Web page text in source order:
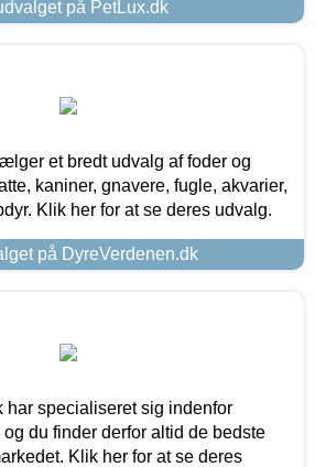
på PetLux.dk
et bredt udvalg af foder og
kaniner, gnavere, fugle, akvarier,
Klik her for at se deres udvalg.
på DyreVerdenen.dk
har specialiseret sig indenfor
du finder derfor altid de bedste
Klik her for at se deres